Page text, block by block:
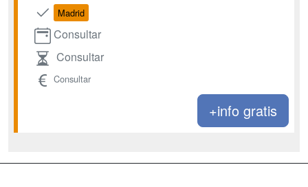
Madrid
Consultar
Consultar
Consultar
+info gratis